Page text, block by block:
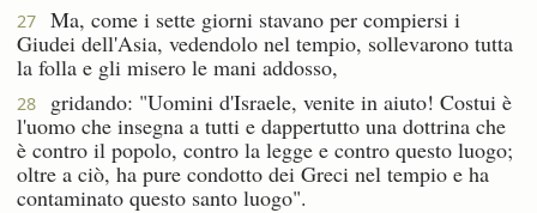
27
Ma, come i sette giorni stavano per compiersi i
Giudei dell'Asia, vedendolo nel tempio, sollevarono tutta
la folla e gli misero le mani addosso,
28
gridando: "Uomini d'Israele, venite in aiuto! Costui è
l'uomo che insegna a tutti e dappertutto una dottrina che
è contro il popolo, contro la legge e contro questo luogo;
oltre a ciò, ha pure condotto dei Greci nel tempio e ha
contaminato questo santo luogo".